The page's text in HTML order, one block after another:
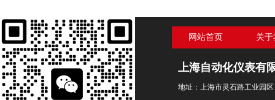
网站首页 关
上海自动化仪表有
地址：上海市灵石路工业园区